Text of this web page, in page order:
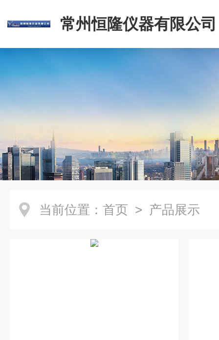
常州恒隆仪器有限公司
当前位置： 首页 > 产品展示